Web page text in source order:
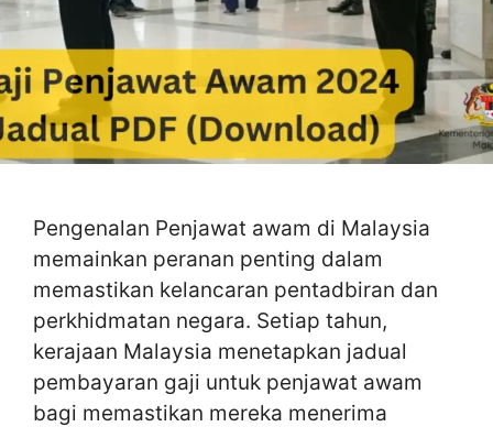
Pengenalan Penjawat awam di Malaysia
memainkan peranan penting dalam
memastikan kelancaran pentadbiran dan
perkhidmatan negara. Setiap tahun,
kerajaan Malaysia menetapkan jadual
pembayaran gaji untuk penjawat awam
bagi memastikan mereka menerima